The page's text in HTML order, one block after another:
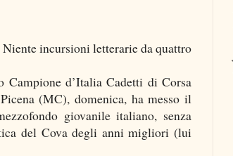
incursioni letterarie da quattro
Campione d’Italia Cadetti di Corsa
(MC), domenica, ha messo il
giovanile italiano, senza
del Cova degli anni migliori (lui